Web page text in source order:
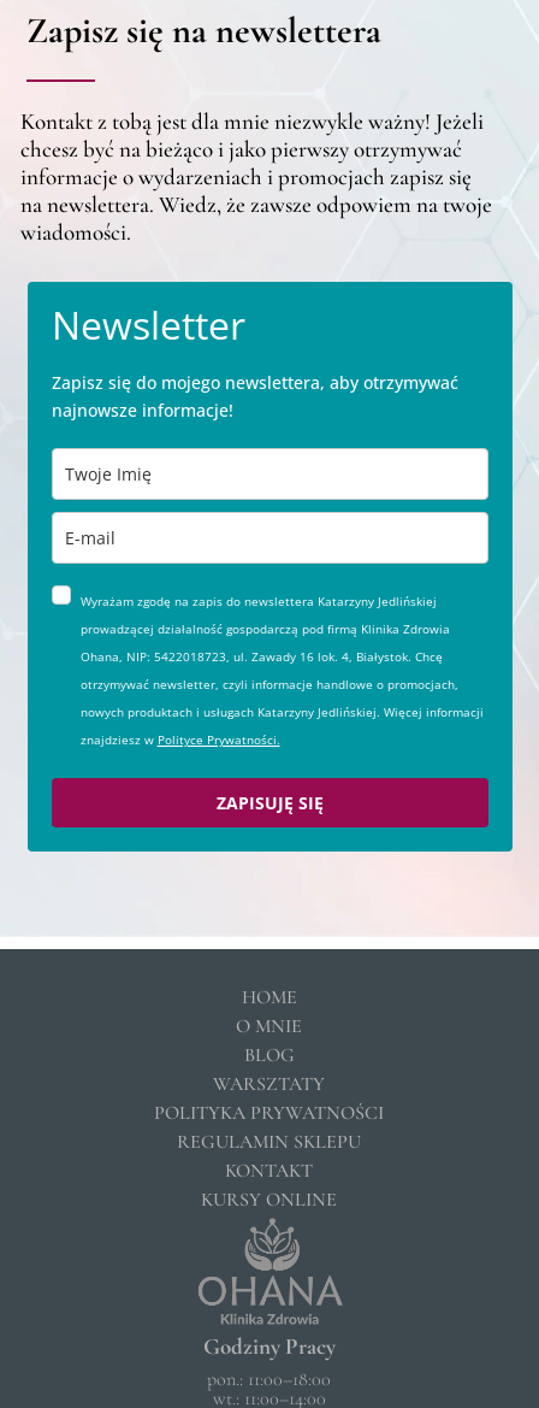
Zapisz się na newslettera
Kontakt z tobą jest dla mnie niezwykle ważny! Jeżeli
chcesz być na bieżąco i jako pierwszy otrzymywać
informacje o wydarzeniach i promocjach zapisz się
na newslettera. Wiedz, że zawsze odpowiem na twoje
wiadomości.
Newsletter
Zapisz się do mojego newslettera, aby otrzymywać
najnowsze informacje!
Wyrażam zgodę na zapis do newslettera Katarzyny Jedlińskiej
prowadzącej działalność gospodarczą pod firmą Klinika Zdrowia
Ohana, NIP: 5422018723, ul. Zawady 16 lok. 4, Białystok. Chcę
otrzymywać newsletter, czyli informacje handlowe o promocjach,
nowych produktach i usługach Katarzyny Jedlińskiej. Więcej informacji
znajdziesz w Polityce Prywatności.
ZAPISUJĘ SIĘ
HOME
O MNIE
BLOG
WARSZTATY
POLITYKA PRYWATNOŚCI
REGULAMIN SKLEPU
KONTAKT
KURSY ONLINE
Godziny Pracy
pon.: 11:00–18:00
wt.: 11:00–14:00